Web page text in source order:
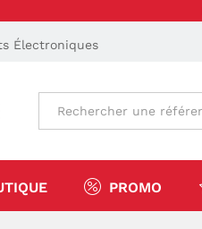
Électroniques
Tout
PROMO